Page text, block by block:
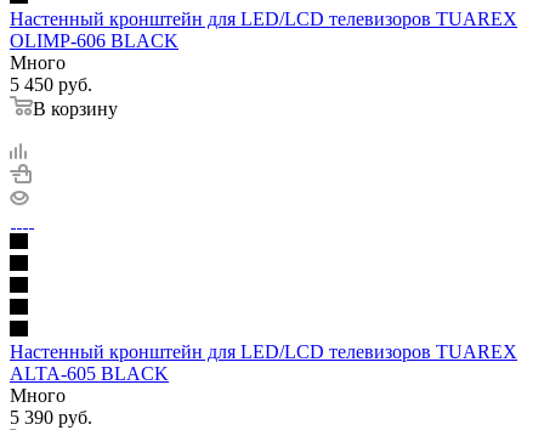
Настенный кронштейн для LED/LCD телевизоров TUAREX
OLIMP-606 BLACK
Много
5 450 руб.
В корзину
Настенный кронштейн для LED/LCD телевизоров TUAREX
ALTA-605 BLACK
Много
5 390 руб.